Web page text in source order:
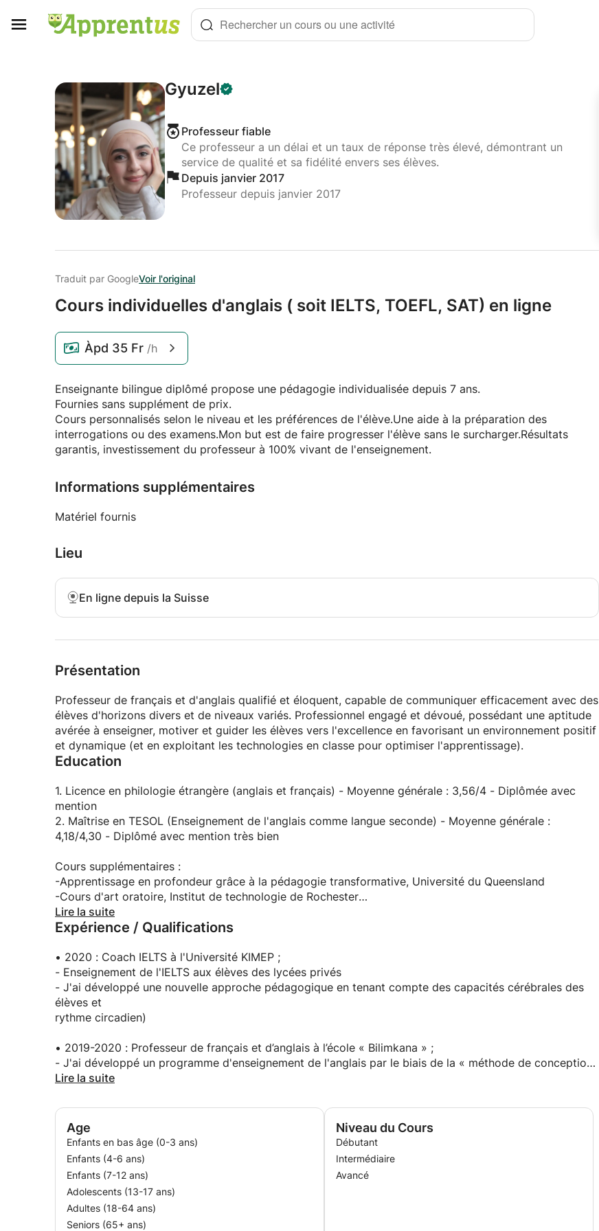
Rechercher un cours ou une activité
Gyuzel
Professeur fiable
Ce professeur a un délai et un taux de réponse très élevé, démontrant un
service de qualité et sa fidélité envers ses élèves.
Depuis janvier 2017
Professeur depuis janvier 2017
Traduit par GoogleVoir l'original
Cours individuelles d'anglais ( soit IELTS, TOEFL, SAT) en ligne
Àpd 35 Fr /h
Enseignante bilingue diplômé propose une pédagogie individualisée depuis 7 ans.
Fournies sans supplément de prix.
Cours personnalisés selon le niveau et les préférences de l'élève.Une aide à la préparation des
interrogations ou des examens.Mon but est de faire progresser l'élève sans le surcharger.Résultats
garantis, investissement du professeur à 100% vivant de l'enseignement.
Informations supplémentaires
Matériel fournis
Lieu
En ligne depuis la Suisse
Présentation
Professeur de français et d'anglais qualifié et éloquent, capable de communiquer efficacement avec des
élèves d'horizons divers et de niveaux variés. Professionnel engagé et dévoué, possédant une aptitude
avérée à enseigner, motiver et guider les élèves vers l'excellence en favorisant un environnement positif
et dynamique (et en exploitant les technologies en classe pour optimiser l'apprentissage).
Education
1. Licence en philologie étrangère (anglais et français) - Moyenne générale : 3,56/4 - Diplômée avec
mention
2. Maîtrise en TESOL (Enseignement de l'anglais comme langue seconde) - Moyenne générale :
4,18/4,30 - Diplômé avec mention très bien
Cours supplémentaires :
-Apprentissage en profondeur grâce à la pédagogie transformative, Université du Queensland
-Cours d'art oratoire, Institut de technologie de Rochester
Préparation au test IELTS académique à l'Université du Queensland
-La science de l'apprentissage : ce que tout enseignant devrait savoir (Columbia University's Teachers
Apprendre à apprendre : des outils mentaux puissants pour maîtriser les sujets difficiles (Université
McMaster et Université de Californie à San Diego)
Lire la suite
Expérience / Qualifications
• 2020 : Coach IELTS à l'Université KIMEP ;
- Enseignement de l'IELTS aux élèves des lycées privés
- J'ai développé une nouvelle approche pédagogique en tenant compte des capacités cérébrales des
élèves et
rythme circadien)
• 2019-2020 : Professeur de français et d’anglais à l’école « Bilimkana » ;
- J'ai développé un programme d'enseignement de l'anglais par le biais de la « méthode de conception
centrée sur l'utilisateur ».
• Février - mars 2019 : Stage au Wisdom College ; Brisbane, Australie
- Professeur d'anglais remplaçant en 3e année
• 2018 : Création d'une « E.quality Language Academy » en ligne et obtention du titre de représentant
officiel
des « Universités de Francophonie » au Kazakhstan
- Enseignement de l'anglais et du français en ligne pour des étudiants de Russie, de Belgique, de Suisse,
Lire la suite
Age
Enfants en bas âge (0-3 ans)
Enfants (4-6 ans)
Enfants (7-12 ans)
Adolescents (13-17 ans)
Adultes (18-64 ans)
Seniors (65+ ans)
Niveau du Cours
Débutant
Intermédiaire
Avancé